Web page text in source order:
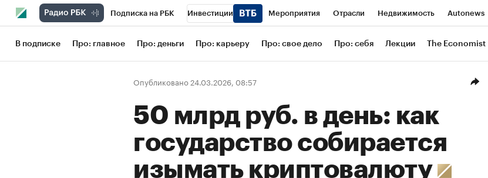
Подписка на РБК Инвестиции Мероприятия Отрасли Недвижимость Autonews
Школа управления РБК РБК Образование РБК Life Тренды Визионеры
Рынок наличной валюты
В подписке Про: главное Про: деньги Про: карьеру Про: свое дело Про: себя Лекции The Economist
Опубликовано 24.03.2026, 08:57
50 млрд руб. в день: как
государство собирается
изымать криптовалюту